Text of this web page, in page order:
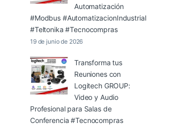
Automatización
#Modbus #AutomatizacionIndustrial
#Teltonika #Tecnocompras
19 de junio de 2026
Transforma tus
Reuniones con
Logitech GROUP:
Video y Audio
Profesional para Salas de
Conferencia #Tecnocompras